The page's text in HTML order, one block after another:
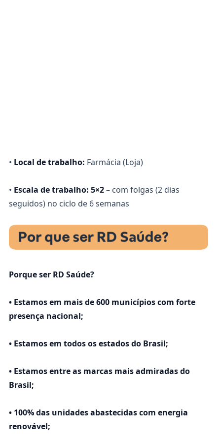
• Local de trabalho: Farmácia (Loja)
• Escala de trabalho: 5×2– com folgas (2 dias
seguidos) no ciclo de 6 semanas
Porque ser RD Saúde?
• Estamos em mais de 600 municípios com forte
presença nacional;
• Estamos em todos os estados do Brasil;
• Estamos entre as marcas mais admiradas do
Brasil;
• 100% das unidades abastecidas com energia
renovável;